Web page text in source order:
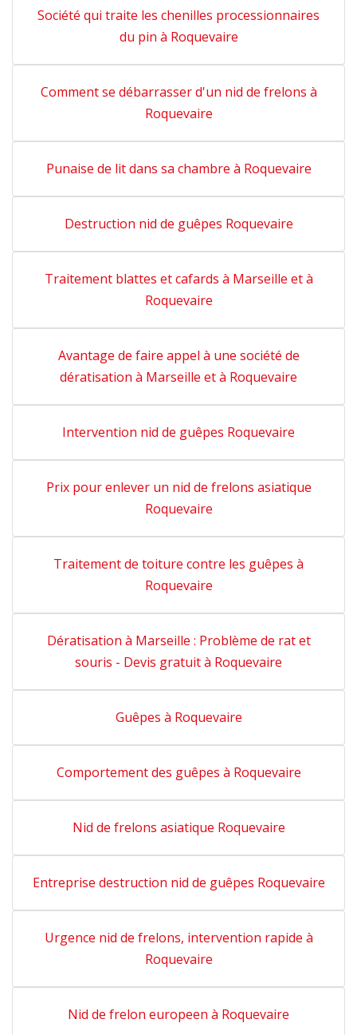
Société qui traite les chenilles processionnaires
du pin à Roquevaire
Comment se débarrasser d'un nid de frelons à
Roquevaire
Punaise de lit dans sa chambre à Roquevaire
Destruction nid de guêpes Roquevaire
Traitement blattes et cafards à Marseille et à
Roquevaire
Avantage de faire appel à une société de
dératisation à Marseille et à Roquevaire
Intervention nid de guêpes Roquevaire
Prix pour enlever un nid de frelons asiatique
Roquevaire
Traitement de toiture contre les guêpes à
Roquevaire
Dératisation à Marseille : Problème de rat et
souris - Devis gratuit à Roquevaire
Guêpes à Roquevaire
Comportement des guêpes à Roquevaire
Nid de frelons asiatique Roquevaire
Entreprise destruction nid de guêpes Roquevaire
Urgence nid de frelons, intervention rapide à
Roquevaire
Nid de frelon europeen à Roquevaire